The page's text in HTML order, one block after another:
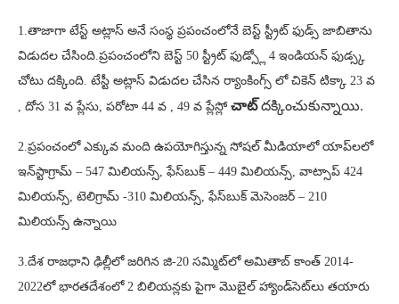
1.తాజాగా టేస్ట్‌ అట్లాస్‌ అనే సంస్థ ప్రపంచంలోనే బెస్ట్ స్ట్రీట్ ఫుడ్స్‌ జాబితాను
విడుదల చేసింది.ప్రపంచంలోని బెస్ట్ 50 స్ట్రీట్ ఫుడ్స్లో 4 ఇండియన్ ఫుడ్స్క
చోటు దక్కింది. టేస్టీ అట్లాస్ విడుదల చేసిన ర్యాంకింగ్స్ లో చికెన్ టిక్కా 23 వ
, దోస 31 వ ప్లేసు, పరోటా 44 వ , 49 వ ప్లేస్లో చాట్దక్కించుకున్నాయి.
2.ప్రపంచంలో ఎక్కువ మంది ఉపయోగిస్తున్న సోషల్‌ మీడియాలో యాప్‌లలో
ఇన్‌స్టాగ్రామ్ – 547 మిలియన్స్, ఫేస్‌బుక్ – 449 మిలియన్స్, వాట్సాప్‌ 424
మిలియన్స్, టెలిగ్రామ్ -310 మిలియన్స్, ఫేస్‌బుక్ మెసెంజర్ – 210
మిలియన్స్ ఉన్నాయి
3.దేశ రాజధాని ఢిల్లీలో జరిగిన జి-20 సమ్మిట్‌లో అమితాబ్ కాంత్ 2014-
2022లో భారతదేశంలో 2 బిలియన్లకు పైగా మొబైల్ హ్యాండ్‌సెట్‌లు తయారు